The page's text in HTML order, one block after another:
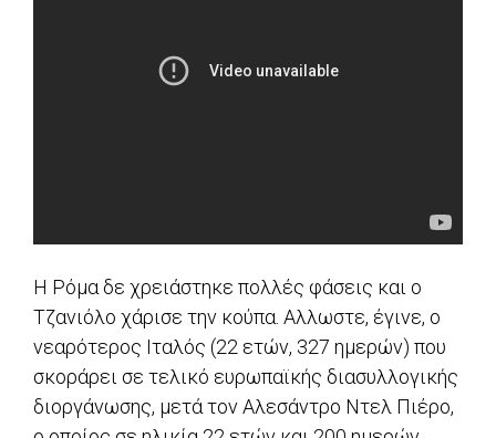
Η Ρόμα δε χρειάστηκε πολλές φάσεις και ο
Τζανιόλο χάρισε την κούπα. Αλλωστε, έγινε, ο
νεαρότερος Ιταλός (22 ετών, 327 ημερών) που
σκοράρει σε τελικό ευρωπαϊκής διασυλλογικής
διοργάνωσης, μετά τον Αλεσάντρο Ντελ Πιέρο,